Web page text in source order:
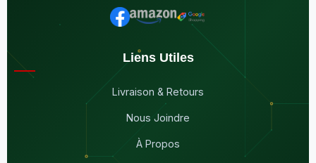
Liens Utiles
Livraison & Retours
Nous Joindre
À Propos